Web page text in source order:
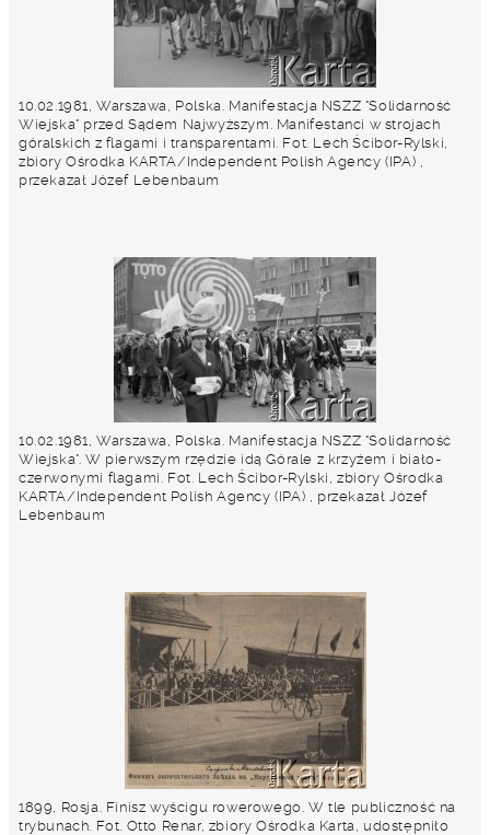
10.02.1981, Warszawa, Polska. Manifestacja NSZZ "Solidarność
Wiejska" przed Sądem Najwyższym. Manifestanci w strojach
góralskich z flagami i transparentami. Fot. Lech Ścibor-Rylski,
zbiory Ośrodka KARTA/Independent Polish Agency (IPA) ,
przekazał Józef Lebenbaum
10.02.1981, Warszawa, Polska. Manifestacja NSZZ "Solidarność
Wiejska". W pierwszym rzędzie idą Górale z krzyżem i biało-
czerwonymi flagami. Fot. Lech Ścibor-Rylski, zbiory Ośrodka
KARTA/Independent Polish Agency (IPA) , przekazał Józef
Lebenbaum
1899, Rosja. Finisz wyścigu rowerowego. W tle publiczność na
trybunach. Fot. Otto Renar, zbiory Ośrodka Karta, udostępniło